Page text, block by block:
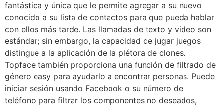
fantástica y única que le permite agregar a su nuevo
conocido a su lista de contactos para que pueda hablar
con ellos más tarde. Las llamadas de texto y video son
estándar; sin embargo, la capacidad de jugar juegos
distingue a la aplicación de la plétora de clones.
Topface también proporciona una función de filtrado de
género easy para ayudarlo a encontrar personas. Puede
iniciar sesión usando Facebook o su número de
teléfono para filtrar los componentes no deseados,